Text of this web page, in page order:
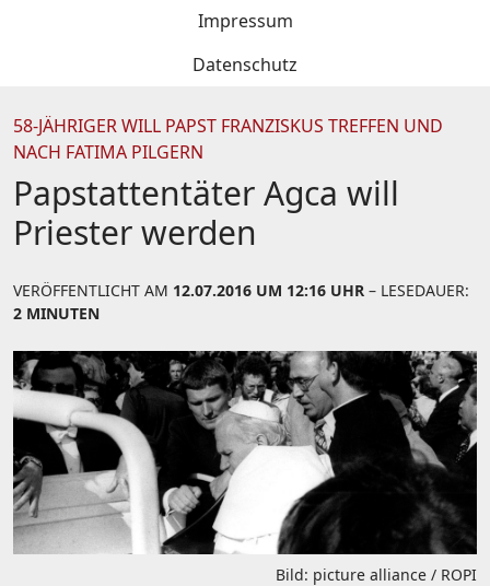
Impressum
Datenschutz
58-JÄHRIGER WILL PAPST FRANZISKUS TREFFEN UND
NACH FATIMA PILGERN
Papstattentäter Agca will
Priester werden
VERÖFFENTLICHT AM 12.07.2016 UM 12:16 UHR – LESEDAUER:
2 MINUTEN
Bild: picture alliance / ROPI